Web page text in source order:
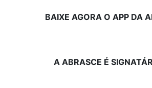
BAIXE AGORA O APP DA
A ABRASCE É